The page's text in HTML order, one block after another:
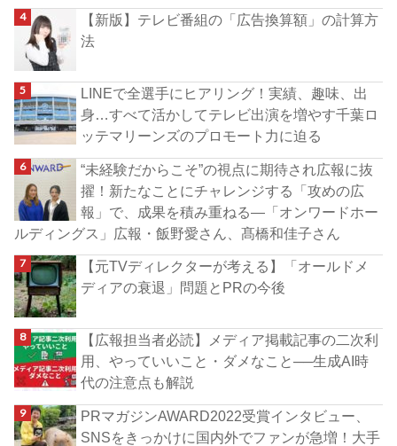
【新版】テレビ番組の「広告換算額」の計算方
法
LINEで全選手にヒアリング！実績、趣味、出
身…すべて活かしてテレビ出演を増やす千葉ロ
ッテマリーンズのプロモート力に迫る
“未経験だからこそ”の視点に期待され広報に抜
擢！新たなことにチャレンジする「攻めの広
報」で、成果を積み重ねる―「オンワードホー
ルディングス」広報・飯野愛さん、髙橋和佳子さん
【元TVディレクターが考える】「オールドメ
ディアの衰退」問題とPRの今後
【広報担当者必読】メディア掲載記事の二次利
用、やっていいこと・ダメなこと──生成AI時
代の注意点も解説
PRマガジンAWARD2022受賞インタビュー、
SNSをきっかけに国内外でファンが急増！大手